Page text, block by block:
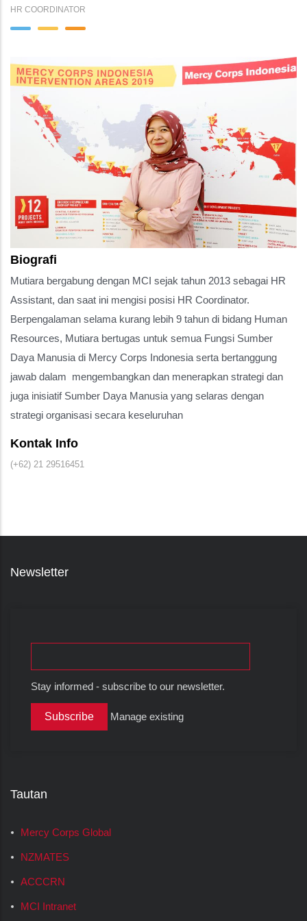
HR COORDINATOR
Biografi
Mutiara bergabung dengan MCI sejak tahun 2013 sebagai HR
Assistant, dan saat ini mengisi posisi HR Coordinator.
Berpengalaman selama kurang lebih 9 tahun di bidang Human
Resources, Mutiara bertugas untuk semua Fungsi Sumber
Daya Manusia di Mercy Corps Indonesia serta bertanggung
jawab dalam mengembangkan dan menerapkan strategi dan
juga inisiatif Sumber Daya Manusia yang selaras dengan
strategi organisasi secara keseluruhan
Kontak Info
(+62) 21 29516451
Newsletter
Stay informed - subscribe to our newsletter.
Manage existing
Tautan
Mercy Corps Global
NZMATES
ACCCRN
MCI Intranet